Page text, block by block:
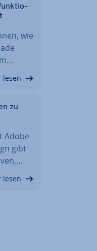
funk­tio­
wie
lesen
zu
Adobe
gibt
lesen